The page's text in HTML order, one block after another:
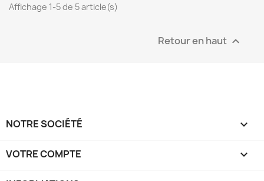
Affichage 1-5 de 5 article(s)
Retour en haut 
NOTRE SOCIÉTÉ 
VOTRE COMPTE 